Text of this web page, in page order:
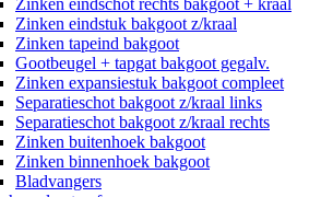
Zinken eindschot rechts bakgoot + kraal
Zinken eindstuk bakgoot z/kraal
Zinken tapeind bakgoot
Gootbeugel + tapgat bakgoot gegalv.
Zinken expansiestuk bakgoot compleet
Separatieschot bakgoot z/kraal links
Separatieschot bakgoot z/kraal rechts
Zinken buitenhoek bakgoot
Zinken binnenhoek bakgoot
Bladvangers